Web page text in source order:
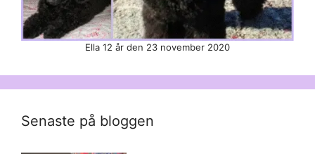
Ella 12 år den 23 november 2020
Senaste på bloggen